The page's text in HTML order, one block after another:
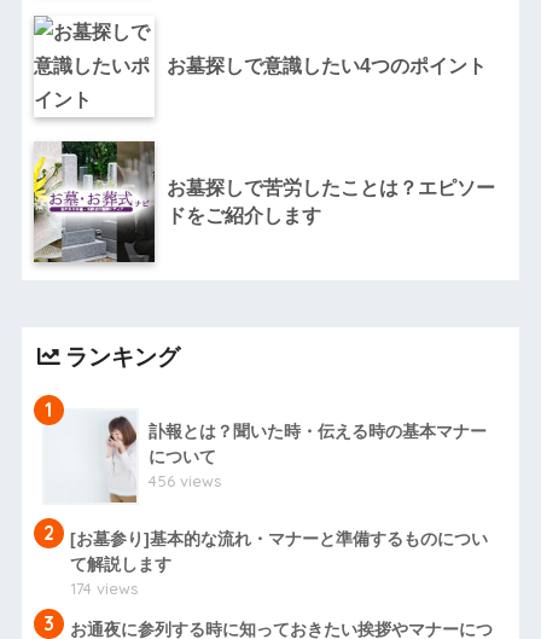
お墓探しで意識したい4つのポイント
お墓探しで苦労したことは？エピソー
ドをご紹介します
ランキング
1
訃報とは？聞いた時・伝える時の基本マナー
について
456 views
2
[お墓参り]基本的な流れ・マナーと準備するものについ
て解説します
174 views
3 お通夜に参列する時に知っておきたい挨拶やマナーにつ